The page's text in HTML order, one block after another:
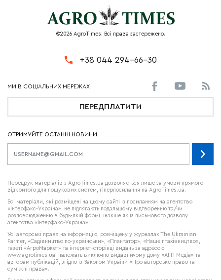
©2026 AgroTimes. Всі права застережено.
+38 044 294-66-30
ПЕРЕДПЛАТИТИ
ОТРИМУЙТЕ ОСТАННІ НОВИНИ
Передрук матеріалів з AgroTimes.ua дозволяється лише за умови прямого,
відкритого для пошукових систем, гіперпосилання на AgroTimes.ua.
Всі матеріали, які розміщені на цьому сайті із посиланням на агентство
«Інтерфакс-Україна», не підлягають подальшому відтворенню та/чи
розповсюдженню в будь-якій формі, інакше як із письмового дозволу
агентства «Інтерфакс-Україна».
Усі авторські права на інформацію, розміщену у журналах The Ukrainian
Farmer , «Садівництво по-українськи», «Плантатор», «Наше птахівництво»,
газеті «АгроМаркет» та інтернет-сторінці видань за адресою
www.agrotimes.ua,
належать виключно видавничому дому «АГП Медіа» та
авторам публікацій, згідно із Законом України «Про авторське право та
суміжні права».